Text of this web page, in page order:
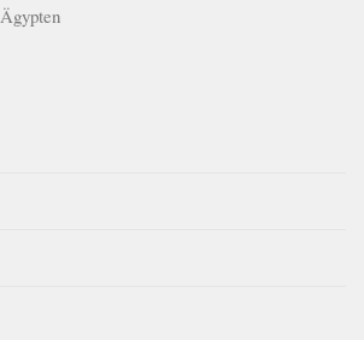
Ägypten